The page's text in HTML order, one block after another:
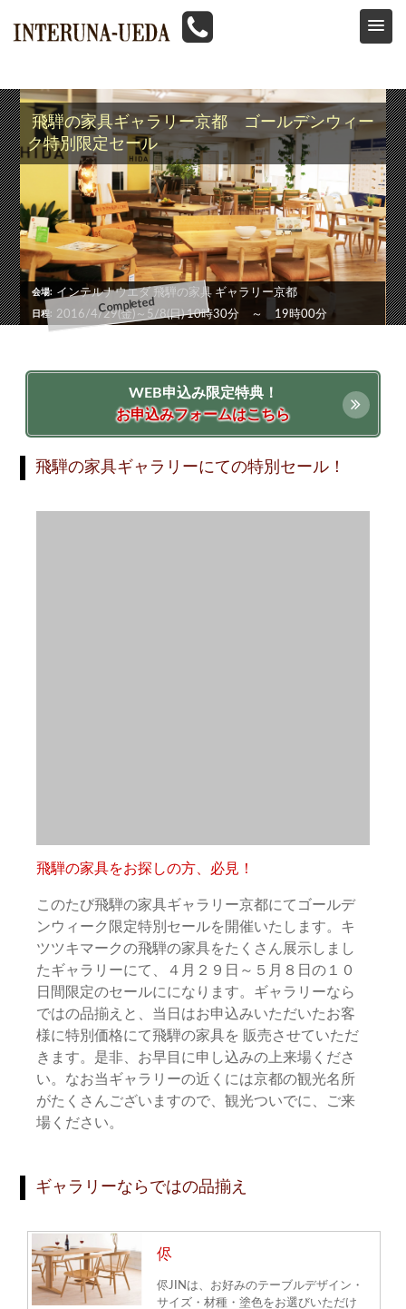
HOME>イベント情報>飛騨の家具
飛騨の家具ギャラリー京都 オープニングセール
飛騨の家具ギャラリー京都 ゴールデンウィー
ク特別限定セール
会場 インテルナウエダ 飛騨の家具 ギャラリー京都
日程 2016/4/29(金)～5/8(日) 10時30分 ～ 19時00分
WEB申込み限定特典！
お申込みフォームはこちら
飛騨の家具ギャラリーにての特別セール！
飛騨の家具をお探しの方、必見！
このたび飛騨の家具ギャラリー京都にてゴールデ
ンウィーク限定特別セールを開催いたします。キ
ツツキマークの飛騨の家具をたくさん展示しまし
たギャラリーにて、４月２９日～５月８日の１０
日間限定のセールにになります。ギャラリーなら
ではの品揃えと、当日はお申込みいただいたお客
様に特別価格にて飛騨の家具を 販売させていただ
きます。是非、お早目に申し込みの上来場くださ
い。なお当ギャラリーの近くには京都の観光名所
がたくさんございますので、観光ついでに、ご来
場ください。
ギャラリーならではの品揃え
侭
侭JINは、お好みのテーブルデザイン・
サイズ・材種・塗色をお選びいただけ